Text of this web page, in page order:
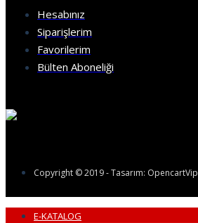
Şiyah zemin ç içekler
şablon
Hesabınız
Siparişlerim
Favorilerim
Bülten Aboneliği
Copyright © 2019 - Tasarım: OpencartVip
E-KATALOG